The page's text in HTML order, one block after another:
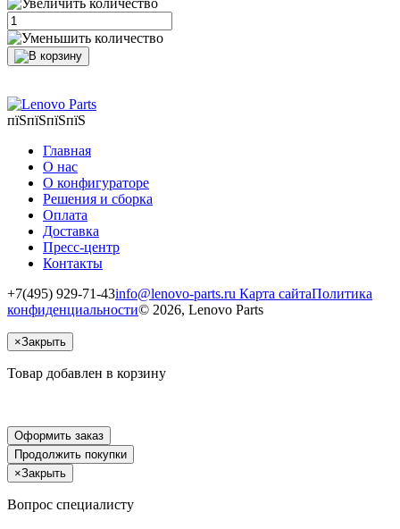
пїЅпїЅпїЅпїЅ
Главная
О нас
О конфигураторе
Решения и сборка
Оплата
Доставка
Пресс-центр
Контакты
+7(495) 929-71-43info@lenovo-parts.ru Карта сайтаПолитика
конфиденциальности© 2026, Lenovo Parts
×Закрыть
Товар добавлен в корзину
Оформить заказ
Продолжить покупки
×Закрыть
Вопрос специалисту